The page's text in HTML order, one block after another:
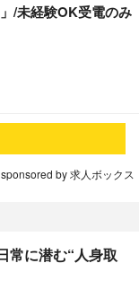
/未経験OK受電のみ
sponsored by 求人ボックス
常に潜む“人身取